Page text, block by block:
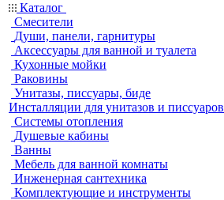
Каталог
Смесители
Души, панели, гарнитуры
Аксессуары для ванной и туалета
Кухонные мойки
Раковины
Унитазы, писсуары, биде
Инсталляции для унитазов и писсуаров
Системы отопления
Душевые кабины
Ванны
Мебель для ванной комнаты
Инженерная сантехника
Комплектующие и инструменты